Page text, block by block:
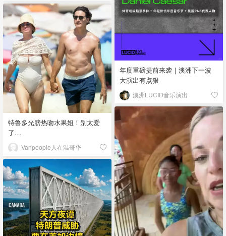
年度重磅提前来袭｜澳洲下一波
大演出有点狠
澳洲LUCID音乐演出
特鲁多光膀热吻水果姐！别太爱
了…
Vanpeople人在温哥华